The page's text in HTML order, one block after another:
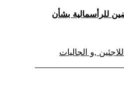
للرأسمالية بشأن
,و الجاليات